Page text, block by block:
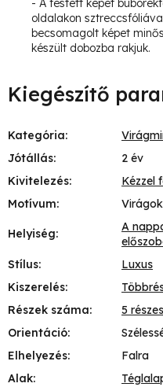
- A festett képet
oldalakon
becsomagolt képet
készült dobozba rakjuk.
Kiegészítő
Kategória:
Jótállás:
2 év
Kivitelezés:
Kézzel
Motívum: Virágok
Helyiség: A
Stílus:
Luxus
Kiszerelés:
Részek száma:
5 részes
Orientáció:
Elhelyezés:
Falra
Alak: